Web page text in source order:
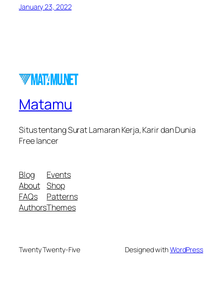
January 23, 2022
Matamu
Situs tentang Surat Lamaran Kerja, Karir dan Dunia
Free lancer
Blog
About
FAQs
Authors
Events
Shop
Patterns
Themes
Twenty Twenty-Five Designed withWordPress